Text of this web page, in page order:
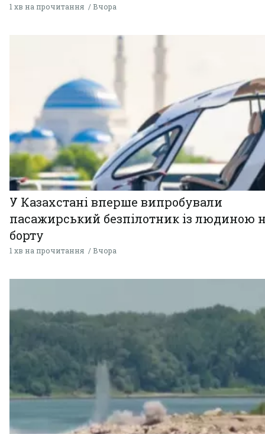
1 хв на прочитання Вчора
У Казахстані вперше випробували
пасажирський безпілотник із людиною
борту
1 хв на прочитання Вчора